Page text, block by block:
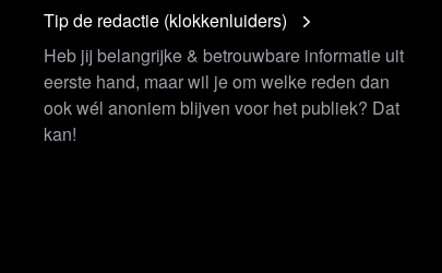
en pericarditis', blijkt uit
door aanslag met
stikstofplannen
Tip de redactie (klokkenluiders)
Heb jij belangrijke & betrouwbare informatie uit
eerste hand, maar wil je om welke reden dan
ook wél anoniem blijven voor het publiek? Dat
kan!